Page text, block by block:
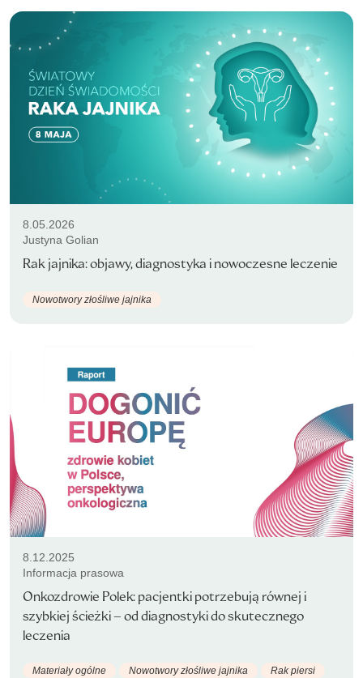
8.05.2026
Justyna Golian
Rak jajnika: objawy, diagnostyka i nowoczesne leczenie
Nowotwory złośliwe jajnika
8.12.2025
Informacja prasowa
Onkozdrowie Polek: pacjentki potrzebują równej i
szybkiej ścieżki – od diagnostyki do skutecznego
leczenia
Materiały ogólne Nowotwory złośliwe jajnika Rak piersi